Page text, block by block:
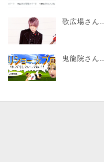
歌広場さん…
鬼龍院さん…